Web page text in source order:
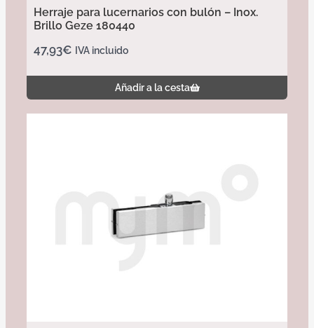
Herraje para lucernarios con bulón – Inox.
Brillo Geze 180440
47,93€ IVA incluido
Añadir a la cesta